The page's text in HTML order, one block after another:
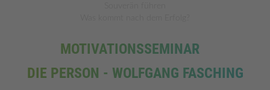
MOTIVATIONSSEMINAR
DIE PERSON - WOLFGANG FASCHING